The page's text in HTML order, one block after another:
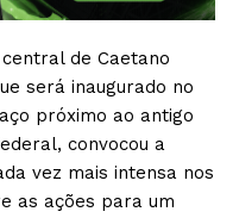
de Caetano
será inaugurado no
próximo ao antigo
convocou a
vez mais intensa nos
as ações para um